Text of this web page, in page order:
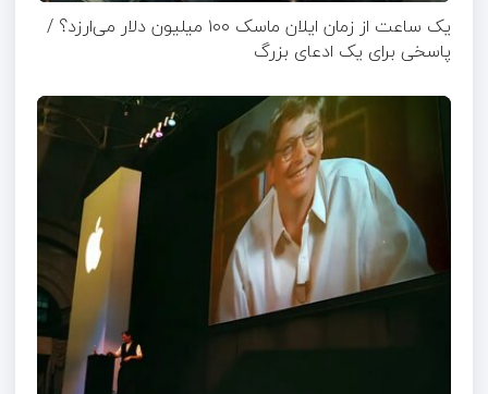
یک ساعت از زمان ایلان ماسک ۱۰۰ میلیون دلار می‌ارزد؟ /
پاسخی برای یک ادعای بزرگ